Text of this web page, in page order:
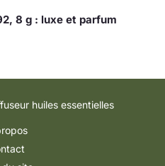
8 g : luxe et parfum
huiles essentielles